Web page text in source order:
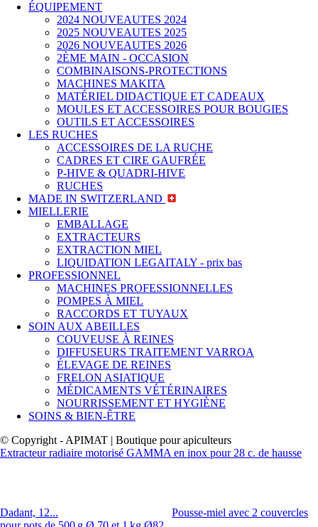
ÉQUIPEMENT
2024 NOUVEAUTES 2024
2025 NOUVEAUTES 2025
2026 NOUVEAUTES 2026
2ÈME MAIN - OCCASION
COMBINAISONS-PROTECTIONS
MACHINES MAKITA
MATÉRIEL DIDACTIQUE ET CADEAUX
MOULES ET ACCESSOIRES POUR BOUGIES
OUTILS ET ACCESSOIRES
LES RUCHES
ACCESSOIRES DE LA RUCHE
CADRES ET CIRE GAUFRÉE
P-HIVE & QUADRI-HIVE
RUCHES
MADE IN SWITZERLAND
MIELLERIE
EMBALLAGE
EXTRACTEURS
EXTRACTION MIEL
LIQUIDATION LEGAITALY - prix bas
PROFESSIONNEL
MACHINES PROFESSIONNELLES
POMPES À MIEL
RACCORDS ET TUYAUX
SOIN AUX ABEILLES
COUVEUSE À REINES
DIFFUSEURS TRAITEMENT VARROA
ÉLEVAGE DE REINES
FRELON ASIATIQUE
MÉDICAMENTS VÉTÉRINAIRES
NOURRISSEMENT ET HYGIÈNE
SOINS & BIEN-ÊTRE
© Copyright - APIMAT | Boutique pour apiculteurs
Extracteur radiaire motorisé GAMMA en inox pour 28 c. de hausse
Dadant, 12...
Pousse-miel avec 2 couvercles